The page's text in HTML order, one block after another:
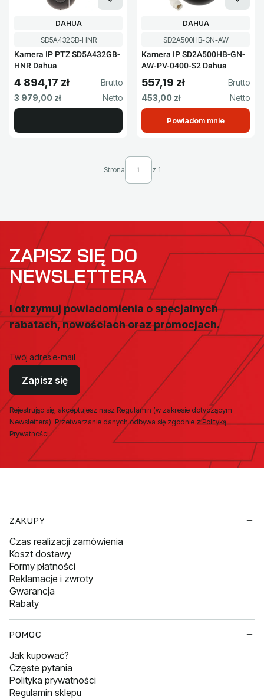
Kod produktu
SD5A432GB-HNR
Kamera IP PTZ SD5A432GB-
HNR Dahua
PRODUCENT
DAHUA
Cena brutto
4 894,17 zł
Cena netto
3 979,00 zł
Kod produktu
SD2A500HB-GN-AW
Kamera IP SD2A500HB-GN-
AW-PV-0400-S2 Dahua
PRODUCENT
DAHUA
Cena brutto
557,19 zł
Cena netto
453,00 zł
Powiadom mnie
Strona z 1
ZAPISZ SIĘ DO
NEWSLETTERA
I otrzymuj powiadomienia o specjalnych
rabatach, nowościach oraz promocjach.
Twój adres e-mail
Zapisz się
Rejestrując się, akceptujesz nasz Regulamin (w zakresie dotyczącym
Newslettera). Przetwarzanie danych odbywa się zgodnie z Polityką
Prywatności.
ZAKUPY
Czas realizacji zamówienia
Koszt dostawy
Formy płatności
Reklamacje i zwroty
Gwarancja
Rabaty
POMOC
Jak kupować?
Częste pytania
Polityka prywatności
Regulamin sklepu